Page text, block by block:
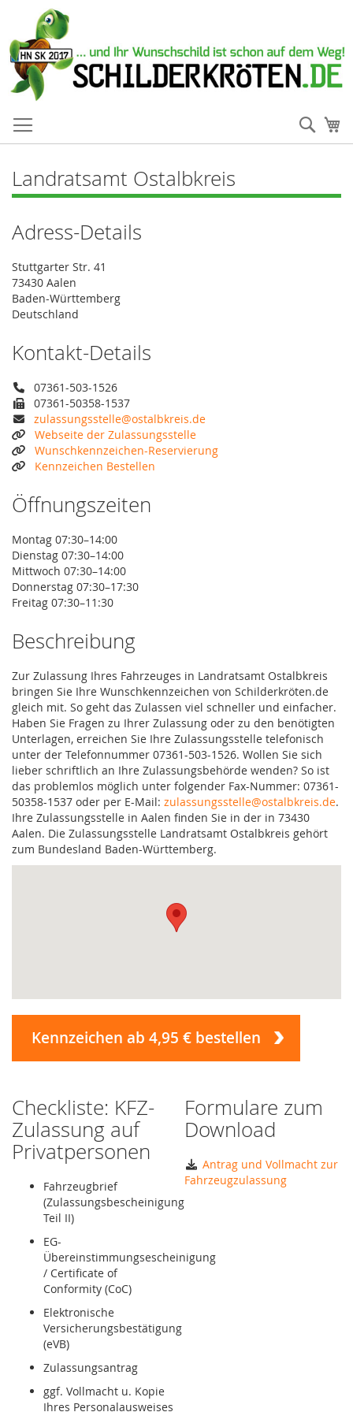
Landratsamt Ostalbkreis
Adress-Details
Stuttgarter Str. 41
73430 Aalen
Baden-Württemberg
Deutschland
Kontakt-Details
07361-503-1526
07361-50358-1537
zulassungsstelle@ostalbkreis.de
Webseite der Zulassungsstelle
Wunschkennzeichen-Reservierung
Kennzeichen Bestellen
Öffnungszeiten
Montag 07:30–14:00
Dienstag 07:30–14:00
Mittwoch 07:30–14:00
Donnerstag 07:30–17:30
Freitag 07:30–11:30
Beschreibung
Zur Zulassung Ihres Fahrzeuges in Landratsamt Ostalbkreis
bringen Sie Ihre Wunschkennzeichen von Schilderkröten.de
gleich mit. So geht das Zulassen viel schneller und einfacher.
Haben Sie Fragen zu Ihrer Zulassung oder zu den benötigten
Unterlagen, erreichen Sie Ihre Zulassungsstelle telefonisch
unter der Telefonnummer 07361-503-1526. Wollen Sie sich
lieber schriftlich an Ihre Zulassungsbehörde wenden? So ist
das problemlos möglich unter folgender Fax-Nummer: 07361-
50358-1537 oder per E-Mail: zulassungsstelle@ostalbkreis.de.
Ihre Zulassungsstelle in Aalen finden Sie in der in 73430
Aalen. Die Zulassungsstelle Landratsamt Ostalbkreis gehört
zum Bundesland Baden-Württemberg.
Kennzeichen ab 4,95 € bestellen
Checkliste: KFZ-
Zulassung auf
Privatpersonen
Fahrzeugbrief
(Zulassungsbescheinigung
Teil II)
EG-
Übereinstimmungsescheinigung
/ Certificate of
Conformity (CoC)
Elektronische
Versicherungsbestätigung
(eVB)
Zulassungsantrag
ggf. Vollmacht u. Kopie
Ihres Personalausweises
Formulare zum
Download
Antrag und Vollmacht zur
Fahrzeugzulassung